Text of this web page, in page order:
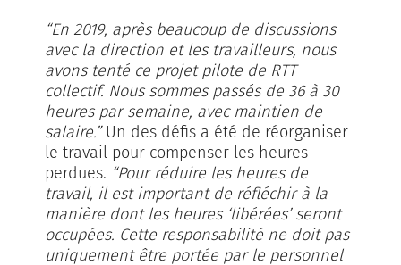
“En 2019, après beaucoup de discussions
avec la direction et les travailleurs, nous
avons tenté ce projet pilote de RTT
collectif. Nous sommes passés de 36 à 30
heures par semaine, avec maintien de
salaire.”Un des défis a été de réorganiser
le travail pour compenser les heures
perdues. “Pour réduire les heures de
travail, il est important de réfléchir à la
manière dont les heures ‘libérées’ seront
occupées. Cette responsabilité ne doit pas
uniquement être portée par le personnel